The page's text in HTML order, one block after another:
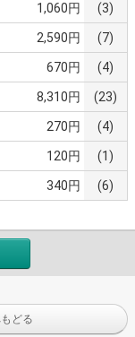
1,060円 (3)
2,590円 (7)
670円 (4)
8,310円 (23)
270円 (4)
120円 (1)
340円 (6)
どる